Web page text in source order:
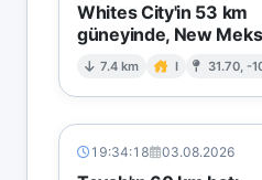
Whites City'in 53 km
güneyinde, New
7.4 km I 31.70, -
19:34:18 03.08.2026